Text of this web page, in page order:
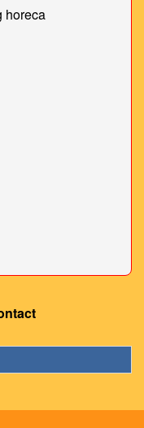
horeca